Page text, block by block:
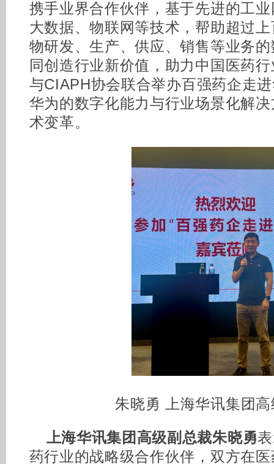
携手业界合作伙伴，基于先进的工
大数据、物联网等技术，帮助超过
物研发、生产、供应、销售等业务
同创造行业新价值，助力中国医药
与CIAPH协会联合举办百强药企走
华为的数字化能力与行业场景化解
术变革。
朱晓勇 上海华讯集团
上海华讯集团高级副总裁朱晓勇
药行业的战略级合作伙伴，双方在